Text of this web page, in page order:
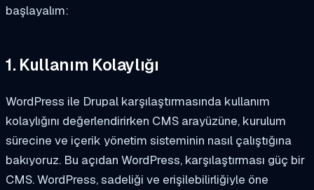
başlayalım:
1. Kullanım Kolaylığı
WordPress ile Drupal karşılaştırmasında kullanım
kolaylığını değerlendirirken CMS arayüzüne, kurulum
sürecine ve içerik yönetim sisteminin nasıl çalıştığına
bakıyoruz. Bu açıdan WordPress, karşılaştırması güç bir
CMS. WordPress, sadeliği ve erişilebilirliğiyle öne